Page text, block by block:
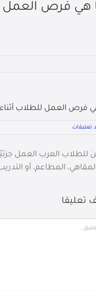
هي فرص العمل
فرص العمل للطلاب أثناء
تعليقات
للطلاب العرب العمل
المطاعم، أو
تعليقا